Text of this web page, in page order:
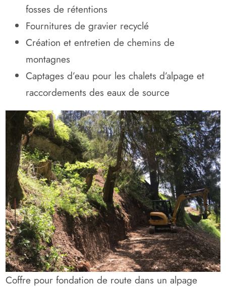
fosses de rétentions
Fournitures de gravier recyclé
Création et entretien de chemins de
montagnes
Captages d’eau pour les chalets d’alpage et
raccordements des eaux de source
Coffre pour fondation de route dans un alpage